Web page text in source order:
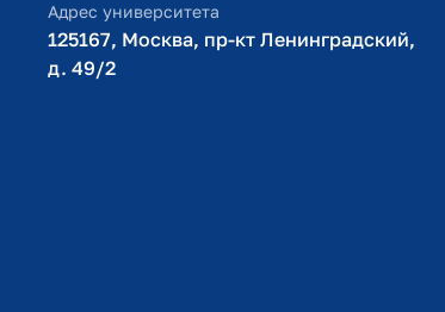
Адрес университета
125167, Москва, пр-кт Ленинградский,
д. 49/2​